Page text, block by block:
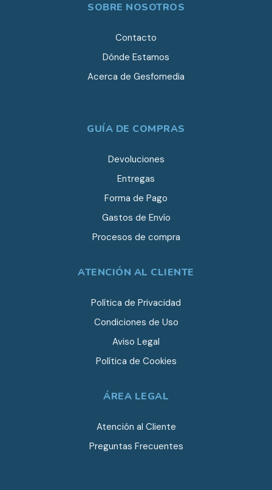
SOBRE NOSOTROS
Contacto
Dónde Estamos
Acerca de Gesfomedia
GUÍA DE COMPRAS
Devoluciones
Entregas
Forma de Pago
Gastos de Envío
Procesos de compra
ATENCIÓN AL CLIENTE
Política de Privacidad
Condiciones de Uso
Aviso Legal
Política de Cookies
ÁREA LEGAL
Atención al Cliente
Preguntas Frecuentes